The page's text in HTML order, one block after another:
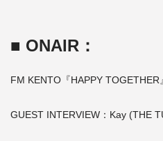
■ ONAIR：
FM KENTO『HAPPY TOGETHER』
GUEST INTERVIEW：Kay (THE